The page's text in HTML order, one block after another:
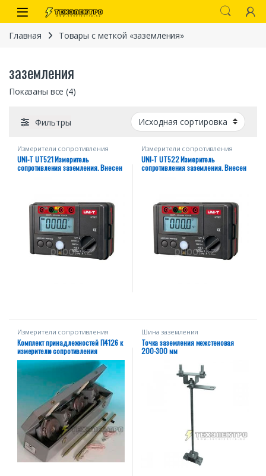
Перейти к навигации
перейти к содержанию
Open
Главная Товары с меткой «заземления»
заземления
Показаны все (4)
Фильтры
Измерители сопротивления
заземления
UNI-T UT521 Измеритель
сопротивления заземления. Внесен
Измерители сопротивления
заземления
UNI-T UT522 Измеритель
сопротивления заземления. Внесен
Измерители сопротивления
заземления
Комплект принадлежностей П4126 к
измерителю сопротивления
заземления Ф4103-М1
Шина заземления
Точка заземления межстеновая
200-300 мм